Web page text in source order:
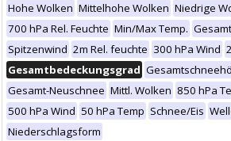
Hohe Wolken Mittelhohe Wolken Niedrige
700 hPa Rel. Feuchte Min/Max Temp.
Spitzenwind 2m Rel. feuchte 300 hPa Wind
Gesamtbedeckungsgrad
Gesamt-Neuschnee Mittl. Wolken 850 hPa
500 hPa Wind 50 hPa Temp Schnee/Eis
Niederschlagsform